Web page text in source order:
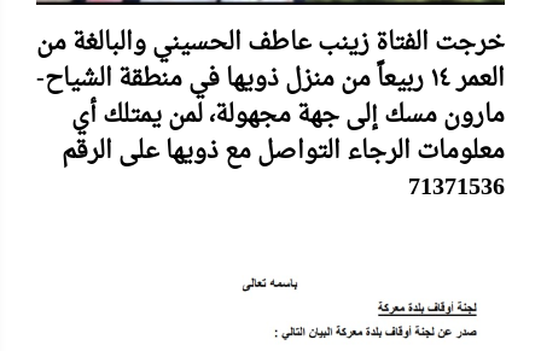
خرجت الفتاة زينب عاطف الحسيني والبالغة من
العمر ١٤ ربيعاً من منزل ذويها في منطقة الشياح-
مارون مسك إلى جهة مجهولة، لمن يمتلك أي
معلومات الرجاء التواصل مع ذويها على الرقم
71371536